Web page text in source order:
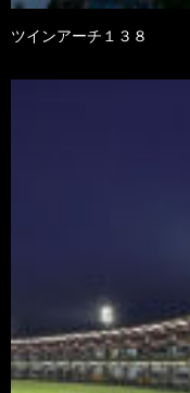
ツインアーチ１３８